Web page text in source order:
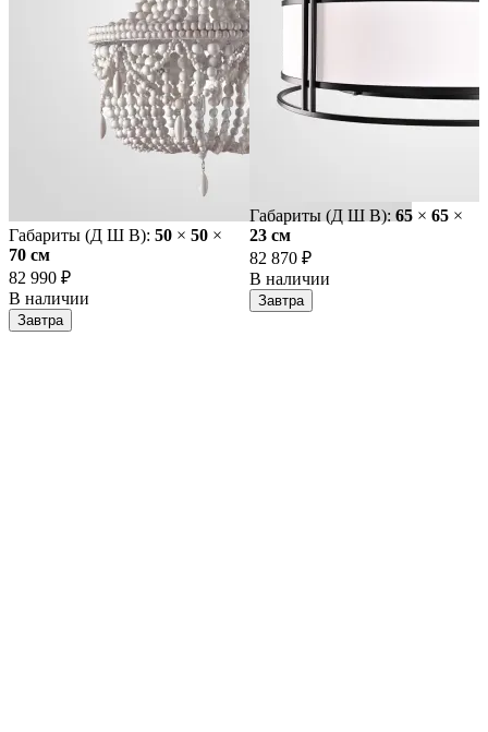
Габариты (Д Ш В): 50 × 50 ×
70 cм
82 990 ₽
В наличии
Завтра
Габариты (Д Ш В): 65 × 65 ×
23 cм
82 870 ₽
В наличии
Завтра